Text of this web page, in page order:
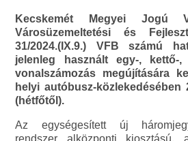
Kecskemét Megyei Jogú
Városüzemeltetési és
31/2024.(IX.9.) VFB számú
jelenleg használt egy-, kettő-,
vonalszámozás megújítására
helyi autóbusz-közlekedésében
(hétfőtől).
Az egységesített új